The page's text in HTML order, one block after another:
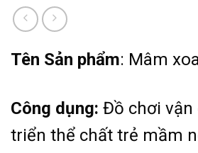
Tên Sản phẩm: Mâm
Công dụng: Đồ chơi
triển thể chất trẻ mầm